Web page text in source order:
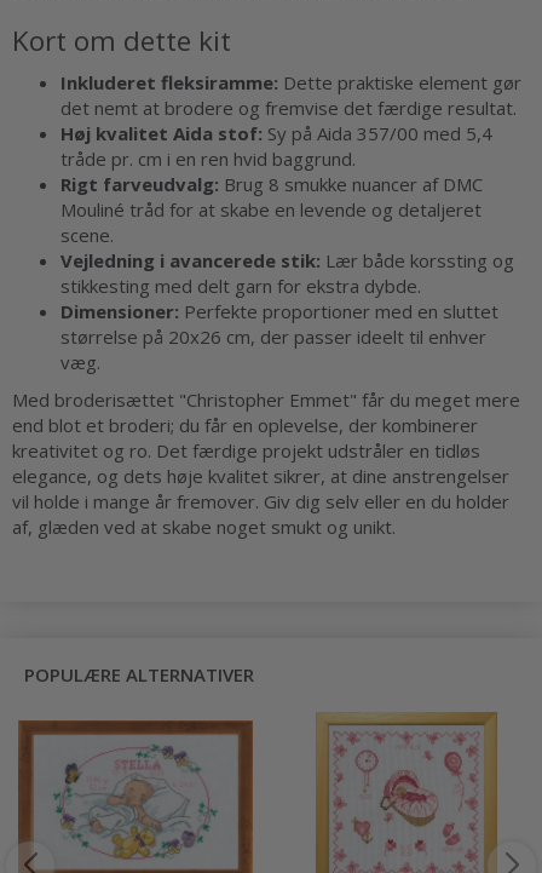
Kort om dette kit
Inkluderet fleksiramme: Dette praktiske element gør
det nemt at brodere og fremvise det færdige resultat.
Høj kvalitet Aida stof: Sy på Aida 357/00 med 5,4
tråde pr. cm i en ren hvid baggrund.
Rigt farveudvalg: Brug 8 smukke nuancer af DMC
Mouliné tråd for at skabe en levende og detaljeret
scene.
Vejledning i avancerede stik: Lær både korssting og
stikkesting med delt garn for ekstra dybde.
Dimensioner: Perfekte proportioner med en sluttet
størrelse på 20x26 cm, der passer ideelt til enhver
væg.
Med broderisættet "Christopher Emmet" får du meget mere
end blot et broderi; du får en oplevelse, der kombinerer
kreativitet og ro. Det færdige projekt udstråler en tidløs
elegance, og dets høje kvalitet sikrer, at dine anstrengelser
vil holde i mange år fremover. Giv dig selv eller en du holder
af, glæden ved at skabe noget smukt og unikt.
POPULÆRE ALTERNATIVER